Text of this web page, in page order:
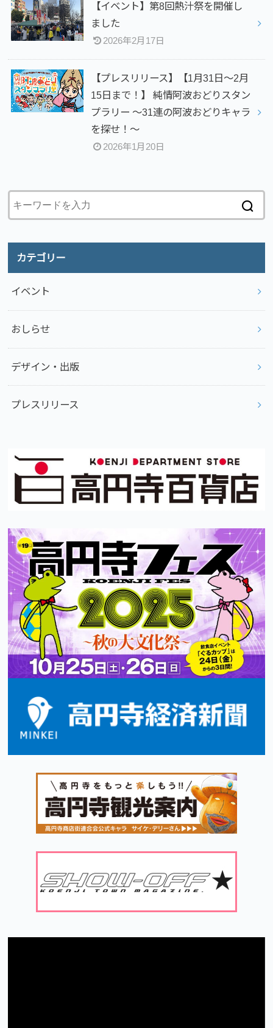
【イベント】第8回熱汁祭を開催し
ました
2026年2月17日
【プレスリリース】【1月31日～2月
15日まで！】 純情阿波おどりスタン
プラリー ～31連の阿波おどりキャラ
を探せ！～
2026年1月20日
カテゴリー
イベント
おしらせ
デザイン・出版
プレスリリース